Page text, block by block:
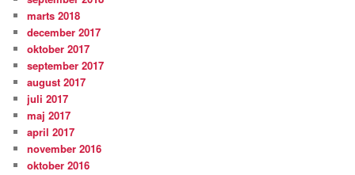
marts 2018
december 2017
oktober 2017
september 2017
august 2017
juli 2017
maj 2017
april 2017
november 2016
oktober 2016